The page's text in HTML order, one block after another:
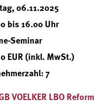
06.11.2025
bis 16.00 Uhr
Seminar
EUR (inkl. MwSt.)
7
VOELKER LBO Reform